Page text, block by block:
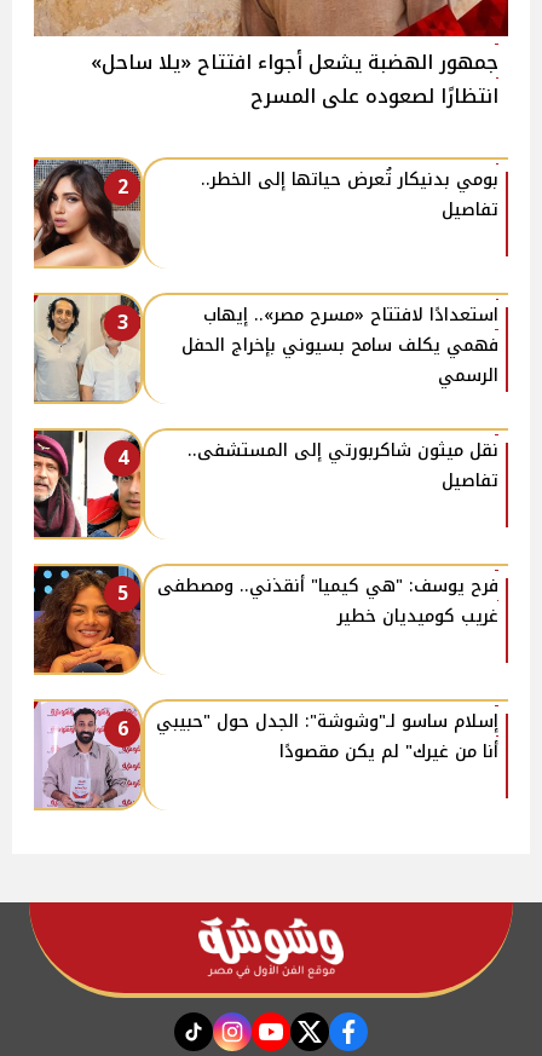
جمهور الهضبة يشعل أجواء افتتاح «يلا ساحل»
انتظارًا لصعوده على المسرح
2
بومي بدنيكار تُعرض حياتها إلى الخطر..
تفاصيل
3
استعدادًا لافتتاح «مسرح مصر».. إيهاب
فهمي يكلف سامح بسيوني بإخراج الحفل
الرسمي
4
نقل ميثون شاكربورتي إلى المستشفى..
تفاصيل
5
فرح يوسف: "هي كيميا" أنقذني.. ومصطفى
غريب كوميديان خطير
6
إسلام ساسو لـ"وشوشة": الجدل حول "حبيبي
أنا من غيرك" لم يكن مقصودًا
facebook
twitter
youtube
instagram
tiktok